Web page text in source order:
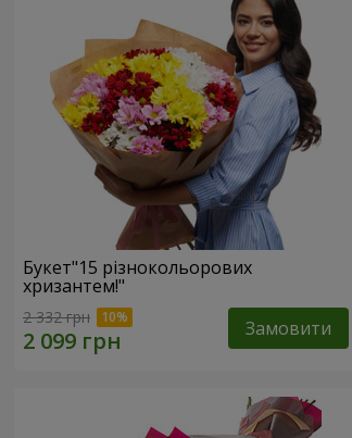
Букет"15 різнокольорових
хризантем!"
2 332 грн Замовити